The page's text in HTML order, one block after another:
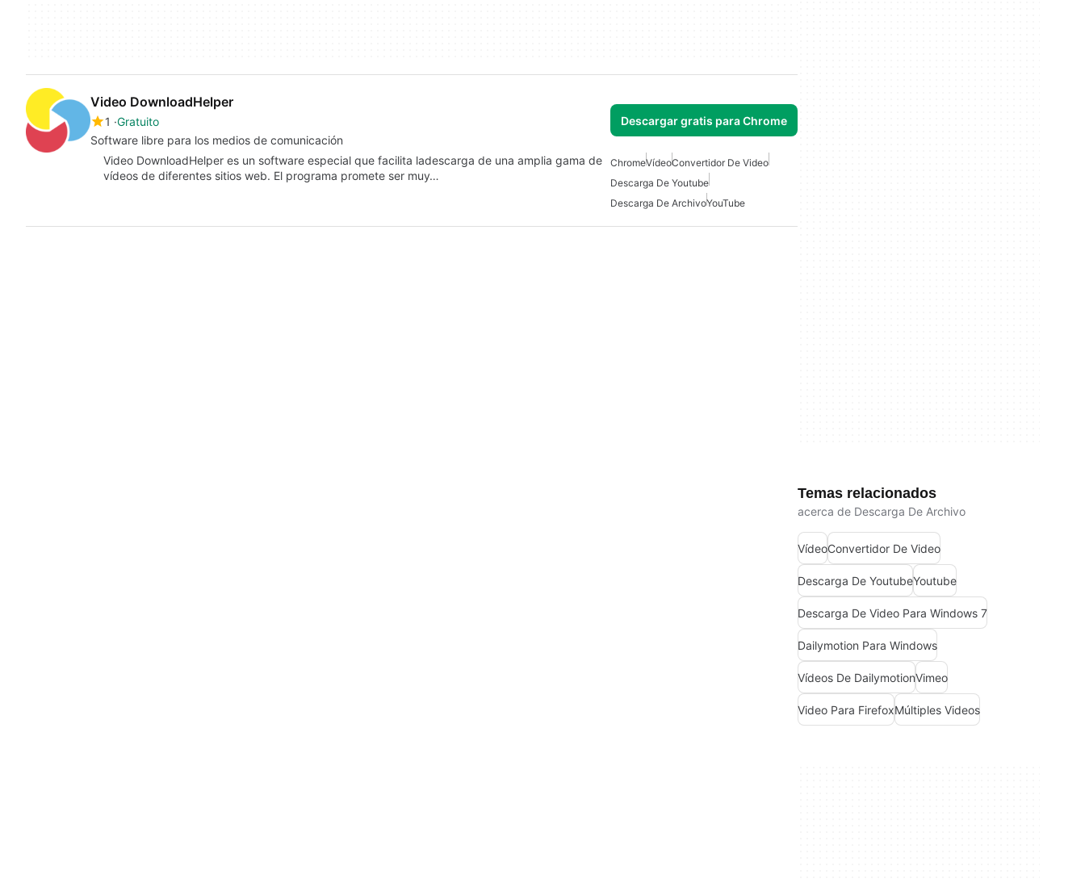
Video DownloadHelper
1 Gratuito
Software libre para los medios de comunicación
Descargar gratis para Chrome
Video DownloadHelper es un software especial que facilita ladescarga de una amplia gama de
vídeos de diferentes sitios web. El programa promete ser muy…
ChromeVídeoConvertidor De Video
Descarga De Youtube
Descarga De ArchivoYouTube
Temas relacionados
acerca de Descarga De Archivo
VídeoConvertidor De Video
Descarga De YoutubeYoutube
Descarga De Video Para Windows 7
Dailymotion Para Windows
Vídeos De DailymotionVimeo
Video Para FirefoxMúltiples Videos